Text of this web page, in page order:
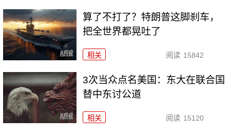
算了不打了？特朗普这脚刹车，
把全世界都晃吐了
相关 阅读 15842
3次当众点名美国：东大在联合国
替中东讨公道
相关 阅读 15120